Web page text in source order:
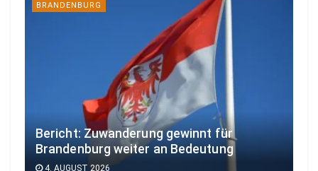
BRANDENBURG
Bericht: Zuwanderung gewinnt für
Brandenburg weiter an Bedeutung
4. AUGUST 2026